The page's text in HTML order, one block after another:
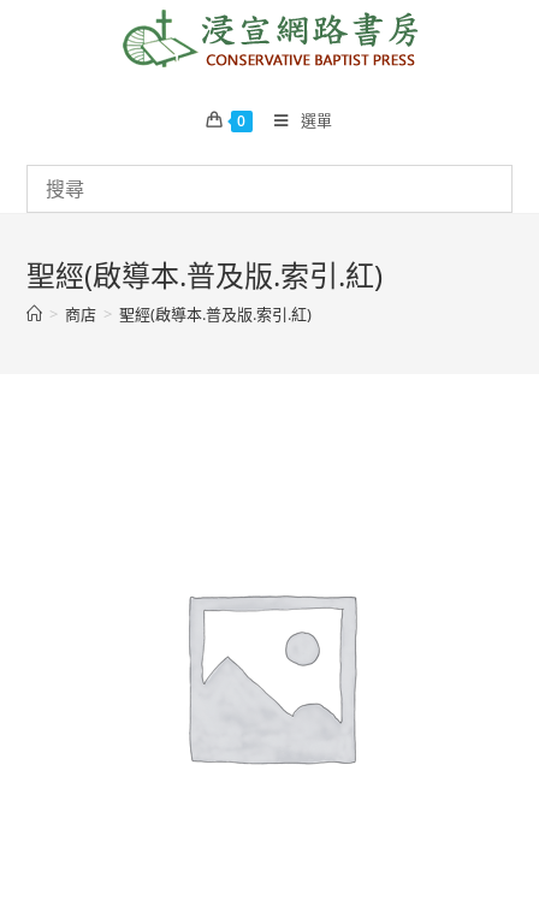
0 選單
聖經(啟導本.普及版.索引.紅)
> 商店 > 聖經(啟導本.普及版.索引.紅)